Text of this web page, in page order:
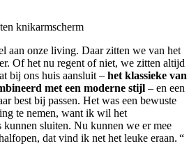
knikarmscherm
aan onze living. Daar zitten we van het
Of het nu regent of niet, we zitten altijd
bij ons huis aansluit – het klassieke van
met een moderne stijl – en een
best bij passen. Het was een bewuste
te nemen, want ik wil het
kunnen sluiten. Nu kunnen we er mee
dat vind ik net het leuke eraan. “